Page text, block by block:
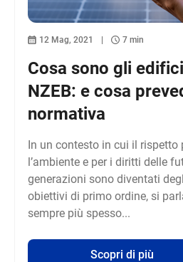
12 Mag, 2021 7 min
Cosa sono gli edifici
NZEB: e cosa
normativa
In un contesto in cui il rispetto
l’ambiente e per i diritti delle
generazioni sono diventati
obiettivi di primo ordine, si
sempre più spesso...
Scopri di più